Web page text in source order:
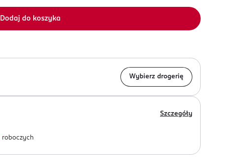
Dodaj do koszyka
Wybierz drogerię
Szczegóły
roboczych